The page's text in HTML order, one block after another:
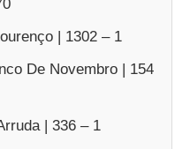
| 1302 – 1
De Novembro | 154
| 336 – 1